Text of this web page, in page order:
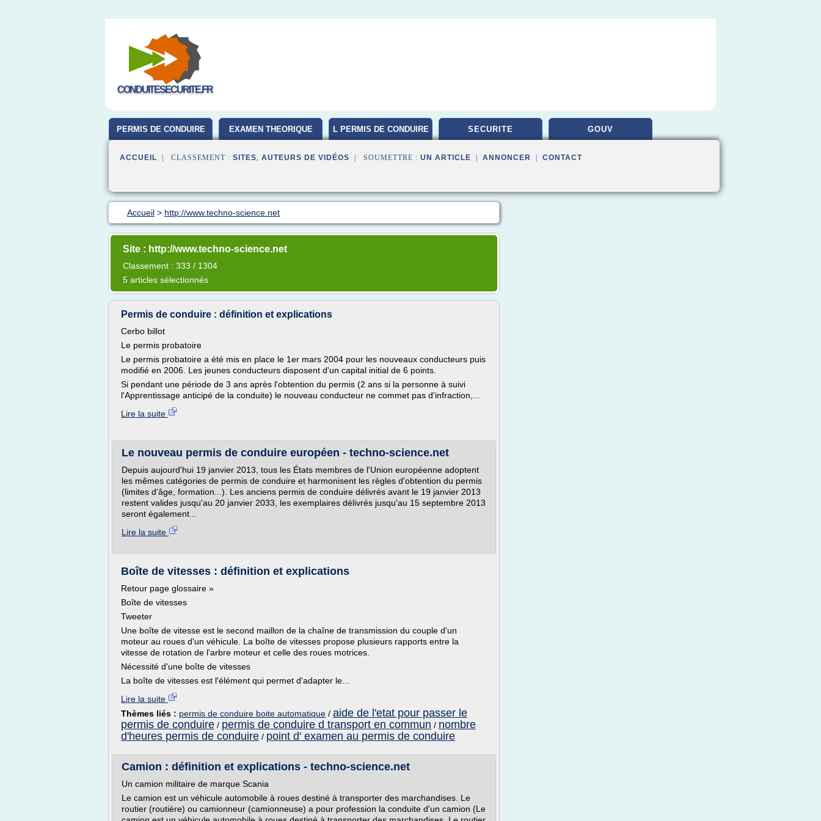
CONDUITESECURITE.FR
PERMIS DE CONDUIRE EXAMEN THEORIQUE L PERMIS DE CONDUIRE SECURITE GOUV
ACCUEIL | CLASSEMENT : SITES, AUTEURS DE VIDÉOS | SOUMETTRE : UN ARTICLE ANNONCER CONTACT
Accueil > http://www.techno-science.net
Site : http://www.techno-science.net
Classement : 333 / 1304
5 articles sélectionnés
Permis de conduire : définition et explications
Cerbo billot
Le permis probatoire
Le permis probatoire a été mis en place le 1er mars 2004 pour les nouveaux conducteurs puis
modifié en 2006. Les jeunes conducteurs disposent d'un capital initial de 6 points.
Si pendant une période de 3 ans après l'obtention du permis (2 ans si la personne à suivi
l'Apprentissage anticipé de la conduite) le nouveau conducteur ne commet pas d'infraction,...
Lire la suite
Le nouveau permis de conduire européen - techno-science.net
Depuis aujourd'hui 19 janvier 2013, tous les États membres de l'Union européenne adoptent
les mêmes catégories de permis de conduire et harmonisent les règles d'obtention du permis
(limites d'âge, formation...). Les anciens permis de conduire délivrés avant le 19 janvier 2013
restent valides jusqu'au 20 janvier 2033, les exemplaires délivrés jusqu'au 15 septembre 2013
seront également...
Lire la suite
Boîte de vitesses : définition et explications
Retour page glossaire »
Boîte de vitesses
Tweeter
Une boîte de vitesse est le second maillon de la chaîne de transmission du couple d'un
moteur au roues d'un véhicule. La boîte de vitesses propose plusieurs rapports entre la
vitesse de rotation de l'arbre moteur et celle des roues motrices.
Nécessité d'une boîte de vitesses
La boîte de vitesses est l'élément qui permet d'adapter le...
Lire la suite
Thèmes liés : permis de conduire boite automatique / aide de l'etat pour passer le
permis de conduire / permis de conduire d transport en commun / nombre
d'heures permis de conduire / point d' examen au permis de conduire
Camion : définition et explications - techno-science.net
Un camion militaire de marque Scania
Le camion est un véhicule automobile à roues destiné à transporter des marchandises. Le
routier (routière) ou camionneur (camionneuse) a pour profession la conduite d'un camion (Le